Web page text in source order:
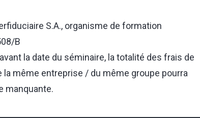
S.A., organisme de formation
B
la date du séminaire, la totalité des frais de
même entreprise / du même groupe pourra
manquante.